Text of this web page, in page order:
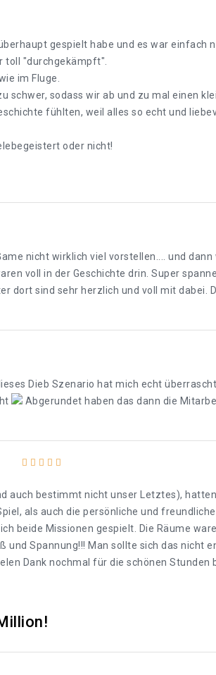
gespielt habe und es war einfach
toll "durchgekämpft".
im Fluge.
schwer, sodass wir ab und zu mal einen
fühlten, weil alles so echt und
oder nicht!
nicht wirklich viel vorstellen.... und
voll in der Geschichte drin. Super
dort sind sehr herzlich und voll mit
Dieb Szenario hat mich echt
Abgerundet haben das dann die
auch bestimmt nicht unser Letztes),
als auch die persönliche und
beide Missionen gespielt. Die Räume
Spannung!!! Man sollte sich das nicht
Dank nochmal für die schönen Stunden